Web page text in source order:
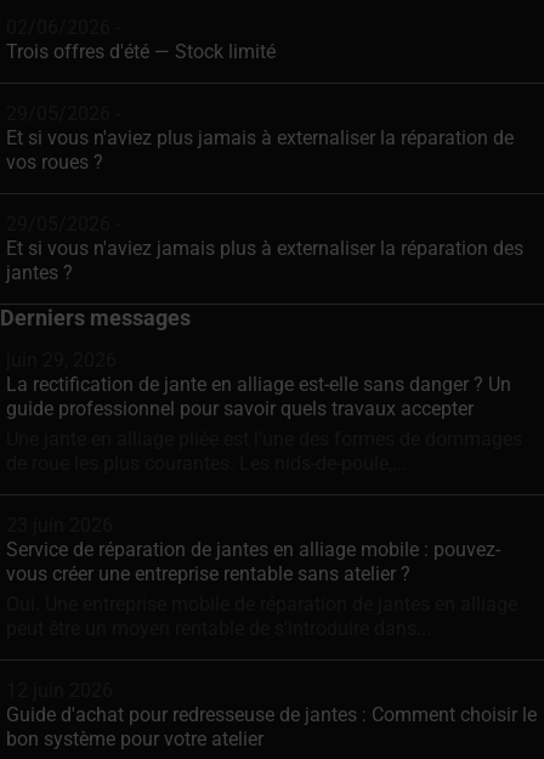
Trois offres d'été — Stock limité
Et si vous n'aviez plus jamais à externaliser la réparation de
vos roues ?
Et si vous n'aviez jamais plus à externaliser la réparation des
jantes ?
Derniers messages
La rectification de jante en alliage est-elle sans danger ? Un
guide professionnel pour savoir quels travaux accepter
Service de réparation de jantes en alliage mobile : pouvez-
vous créer une entreprise rentable sans atelier ?
Guide d'achat pour redresseuse de jantes : Comment choisir le
bon système pour votre atelier